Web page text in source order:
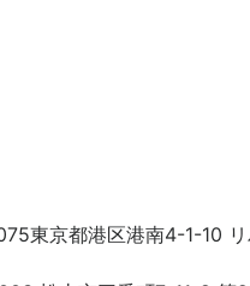
東京都港区港南4-1-10